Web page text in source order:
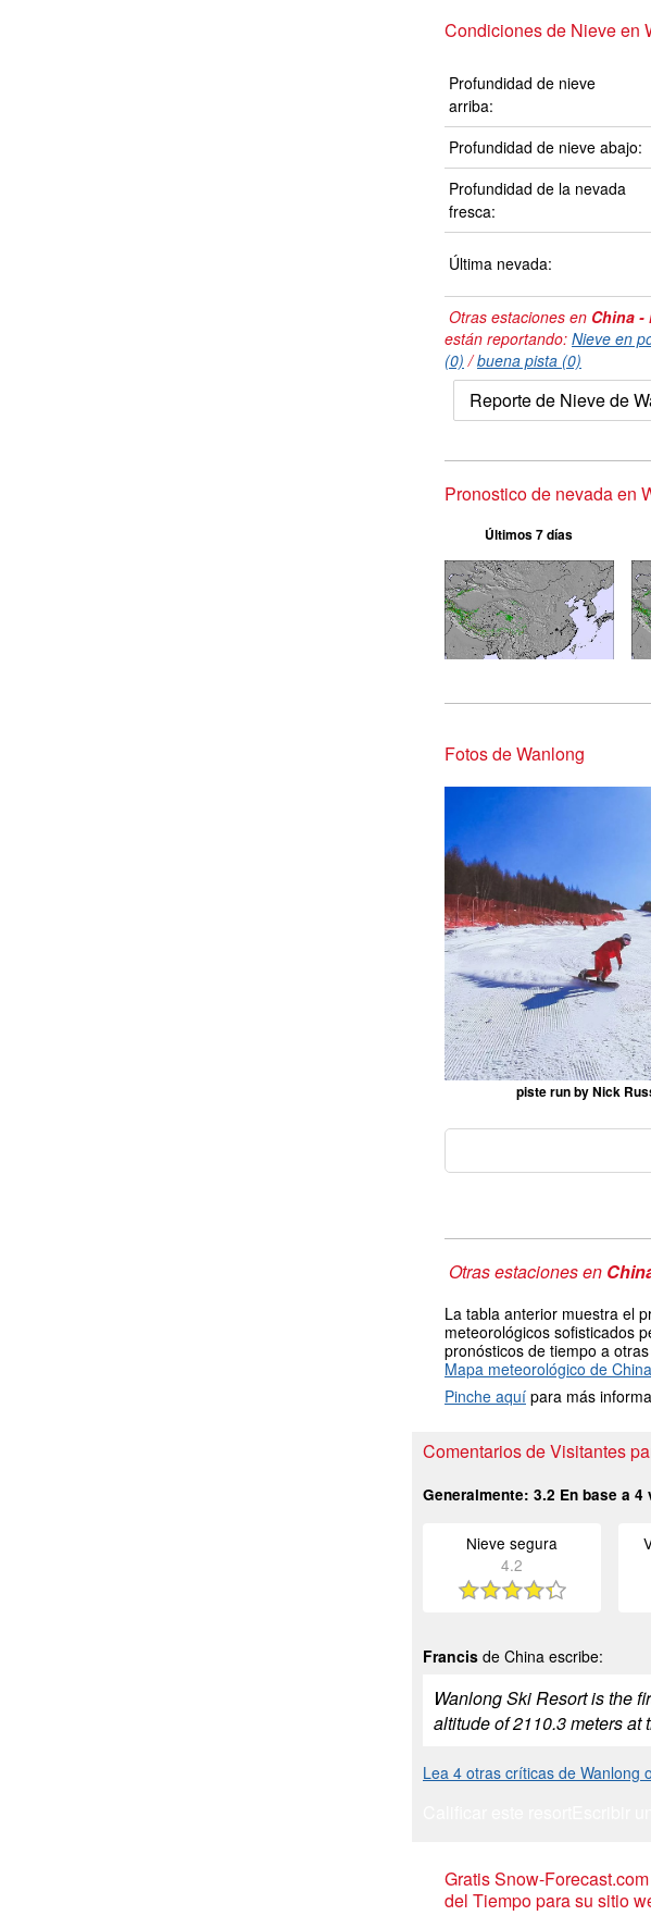
Condiciones de Nieve en
Profundidad de nieve
arriba:
Profundidad de nieve abajo:
Profundidad de la nevada
fresca:
Última nevada:
Otras estaciones en China -
están reportando: Nieve en
(0) /buena pista (0)
Reporte de Nieve de
Pronostico de nevada en
Últimos 7 días
Fotos de Wanlong
piste run by Nick
Otras estaciones en
La tabla anterior muestra el
meteorológicos sofisticados
pronósticos de tiempo a
Mapa meteorológico de China
Pinche aquí para más
Comentarios de Visitantes
Generalmente: 3.2 En base a 4
Nieve segura
4.2
Francis de China escribe:
Wanlong Ski Resort is the
altitude of 2110.3 meters at
Lea 4 otras críticas de Wanlong
Gratis Snow-
del Tiempo para su sitio